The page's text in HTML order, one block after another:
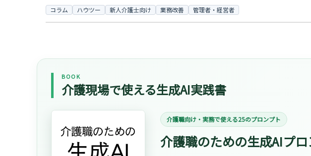
コラム ハウツー 新人介護士向け 業務改善 管理者・経営者
BOOK
介護現場で使える生成AI実践書
介護職向け・実務で使える25のプロンプト
介護職のための生成AIプロ